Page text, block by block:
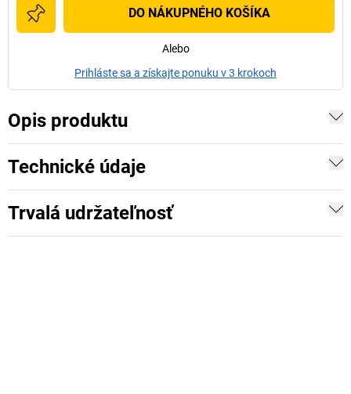
DO NÁKUPNÉHO KOŠÍKA
Alebo
Prihláste sa a získajte ponuku v 3 krokoch
Opis produktu
Technické údaje
Trvalá udržateľnosť